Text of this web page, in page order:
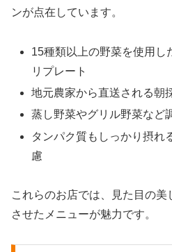
ンが点在しています。
15種類以上の野菜を使用し
リプレート
地元農家から直送される朝
蒸し野菜やグリル野菜など
タンパク質もしっかり摂れ
慮
これらのお店では、見た目の
させたメニューが魅力です。